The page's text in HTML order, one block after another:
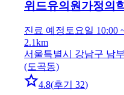
위드유의원 가정의
진료 예정토요일 10:00
2.1km
서울특별시 강남구 남
(도곡동)
4.8(후기 32)